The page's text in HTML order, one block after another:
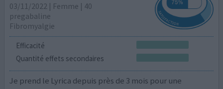
03/11/2022 | Femme | 40
pregabaline
Fibromyalgie
Efficacité
Quantité effets secondaires
Je prend le Lyrica depuis près de 3 mois pour une